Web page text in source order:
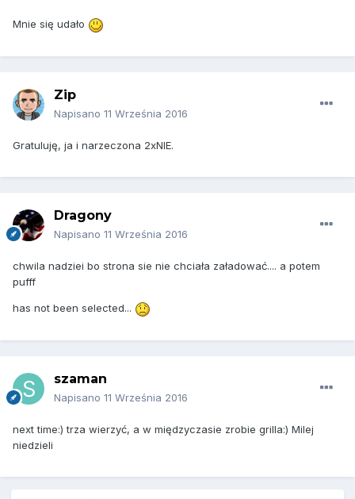
Mnie się udało
Zip
Napisano 11 Września 2016
Gratuluję, ja i narzeczona 2xNIE.
Dragony
Napisano 11 Września 2016
chwila nadziei bo strona sie nie chciała załadować.... a potem
pufff
has not been selected...
szaman
Napisano 11 Września 2016
next time:) trza wierzyć, a w międzyczasie zrobie grilla:) Milej
niedzieli